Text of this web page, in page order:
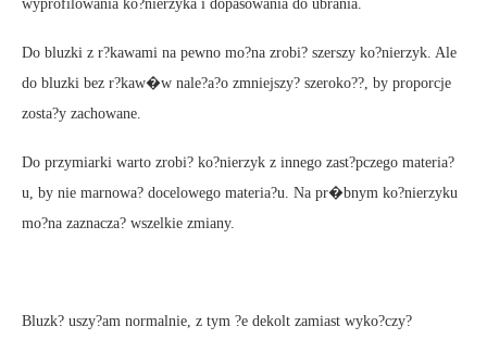
wyprofilowania ko?nierzyka i dopasowania do ubrania.
Do bluzki z r?kawami na pewno mo?na zrobi? szerszy ko?nierzyk. Ale
do bluzki bez r?kaw�w nale?a?o zmniejszy? szeroko??, by proporcje
zosta?y zachowane.
Do przymiarki warto zrobi? ko?nierzyk z innego zast?pczego materia?
u, by nie marnowa? docelowego materia?u. Na pr�bnym ko?nierzyku
mo?na zaznacza? wszelkie zmiany.
Bluzk? uszy?am normalnie, z tym ?e dekolt zamiast wyko?czy?